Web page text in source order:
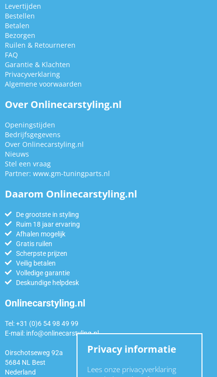
Levertijden
Bestellen
Betalen
Bezorgen
Ruilen & Retourneren
FAQ
Garantie & Klachten
Privacyverklaring
Algemene voorwaarden
Over Onlinecarstyling.nl
Openingstijden
Bedrijfsgegevens
Over Onlinecarstyling.nl
Nieuws
Stel een vraag
Partner: www.gm-tuningparts.nl
Daarom Onlinecarstyling.nl
De grootste in styling
Ruim 18 jaar ervaring
Afhalen mogelijk
Gratis ruilen
Scherpste prijzen
Veilig betalen
Volledige garantie
Deskundige helpdesk
Onlinecarstyling.nl
Tel: +31 (0)6 54 98 49 99
E-mail: info@onlinecarstyling.nl
Oirschotseweg 92a
5684 NL Best
Nederland
Privacy informatie
Lees onze privacyverklaring